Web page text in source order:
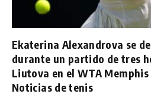
Ekaterina Alexandrova se
durante un partido de tres
Liutova en el WTA Memphis
Noticias de tenis